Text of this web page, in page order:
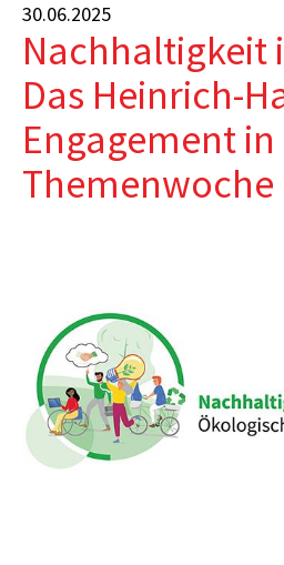
30.06.2025
Nachhaltigkeit
Das Heinrich-
Engagement in
Themenwoche